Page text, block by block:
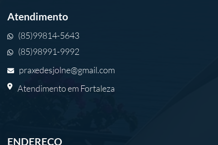
Atendimento
(85)99814-5643
(85)98991-9992
praxedesjolne@gmail.com
Atendimento em Fortaleza
ENDEREÇO